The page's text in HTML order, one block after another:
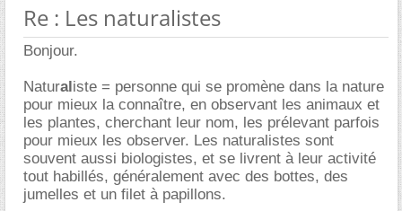
Re : Les naturalistes
Bonjour.
Naturaliste = personne qui se promène dans la nature
pour mieux la connaître, en observant les animaux et
les plantes, cherchant leur nom, les prélevant parfois
pour mieux les observer. Les naturalistes sont
souvent aussi biologistes, et se livrent à leur activité
tout habillés, généralement avec des bottes, des
jumelles et un filet à papillons.